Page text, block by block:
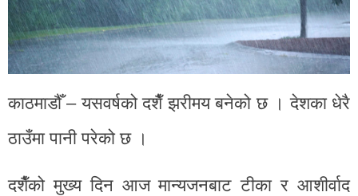
काठमाडौँ – यसवर्षको दशैँ झरीमय बनेको छ । देशका धेरै
ठाउँमा पानी परेको छ ।
दशैँको मुख्य दिन आज मान्यजनबाट टीका र आशीर्वाद